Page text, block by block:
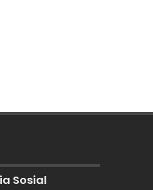
Sosial